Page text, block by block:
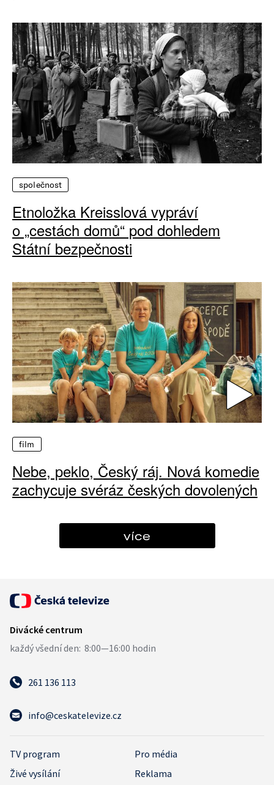
společnost
Etnoložka Kreisslová vypráví
o „cestách domů“ pod dohledem
Státní bezpečnosti
film
Nebe, peklo, Český ráj. Nová komedie
zachycuje svéráz českých dovolených
více
261 136 113
info@ceskatelevize.cz
TV program
Pro média
Živé vysílání
Reklama